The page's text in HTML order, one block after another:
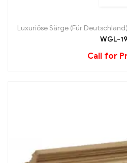
Luxuriöse Särge (Für Deutschland)
WGL-19
Call for